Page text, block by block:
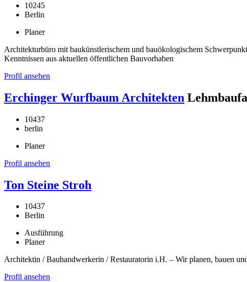
10245
Berlin
Planer
Architekturbüro mit baukünstlerischem und bauökologischem
Kenntnissen aus aktuellen öffentlichen Bauvorhaben
Profil ansehen
Erchinger Wurfbaum Architekten
10437
berlin
Planer
Profil ansehen
Ton Steine Stroh
10437
Berlin
Ausführung
Planer
Architektin / Bauhandwerkerin / Restauratorin i.H. – Wir planen, bauen
Profil ansehen